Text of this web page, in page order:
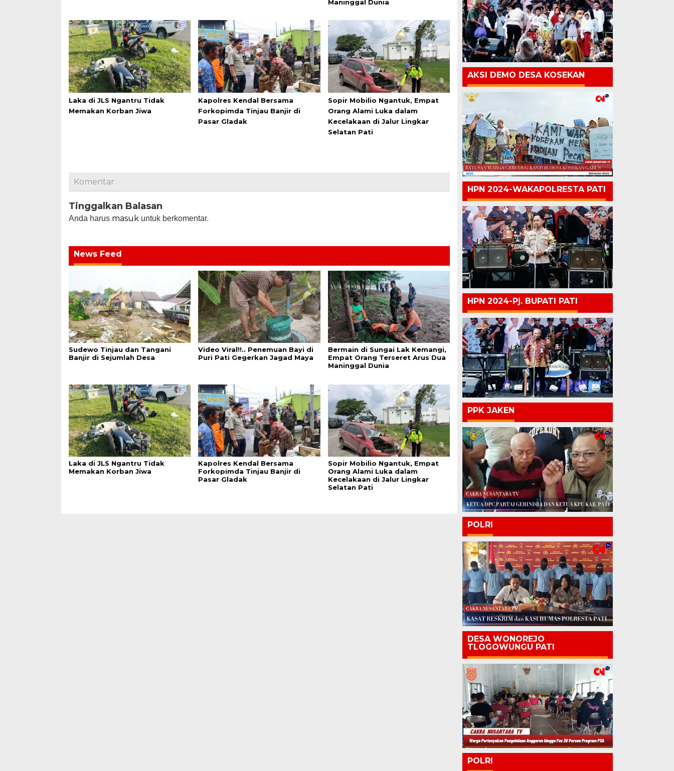
Maninggal Dunia
Laka di JLS Ngantru Tidak
Memakan Korban Jiwa
Kapolres Kendal Bersama
Forkopimda Tinjau Banjir di
Pasar Gladak
Sopir Mobilio Ngantuk, Empat
Orang Alami Luka dalam
Kecelakaan di Jalur Lingkar
Selatan Pati
Komentar
Tinggalkan Balasan
Anda harus masuk untuk berkomentar.
News Feed
Sudewo Tinjau dan Tangani
Banjir di Sejumlah Desa
Video Viral!!.. Penemuan Bayi di
Puri Pati Gegerkan Jagad Maya
Bermain di Sungai Lak Kemangi,
Empat Orang Terseret Arus Dua
Maninggal Dunia
Laka di JLS Ngantru Tidak
Memakan Korban Jiwa
Kapolres Kendal Bersama
Forkopimda Tinjau Banjir di
Pasar Gladak
Sopir Mobilio Ngantuk, Empat
Orang Alami Luka dalam
Kecelakaan di Jalur Lingkar
Selatan Pati
AKSI DEMO DESA KOSEKAN
HPN 2024-WAKAPOLRESTA PATI
HPN 2024-Pj. BUPATI PATI
PPK JAKEN
POLRI
DESA WONOREJO
TLOGOWUNGU PATI
POLRI